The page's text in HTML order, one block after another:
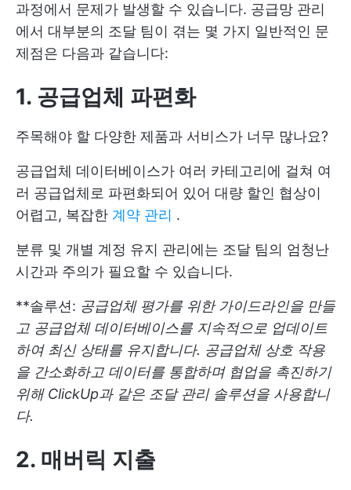
과정에서 문제가 발생할 수 있습니다. 공급망 관리
에서 대부분의 조달 팀이 겪는 몇 가지 일반적인 문
제점은 다음과 같습니다:
1. 공급업체 파편화
주목해야 할 다양한 제품과 서비스가 너무 많나요?
공급업체 데이터베이스가 여러 카테고리에 걸쳐 여
러 공급업체로 파편화되어 있어 대량 할인 협상이
어렵고, 복잡한 계약 관리 .
분류 및 개별 계정 유지 관리에는 조달 팀의 엄청난
시간과 주의가 필요할 수 있습니다.
**솔루션: 공급업체 평가를 위한 가이드라인을 만들
고 공급업체 데이터베이스를 지속적으로 업데이트
하여 최신 상태를 유지합니다. 공급업체 상호 작용
을 간소화하고 데이터를 통합하며 협업을 촉진하기
위해 ClickUp과 같은 조달 관리 솔루션을 사용합니
다.
2. 매버릭 지출